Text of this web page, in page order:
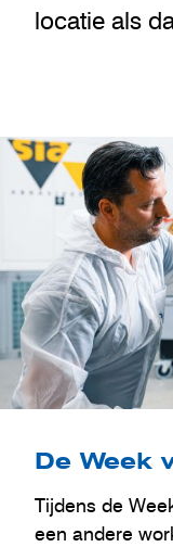
locatie als
De Week
Tijdens de
een andere